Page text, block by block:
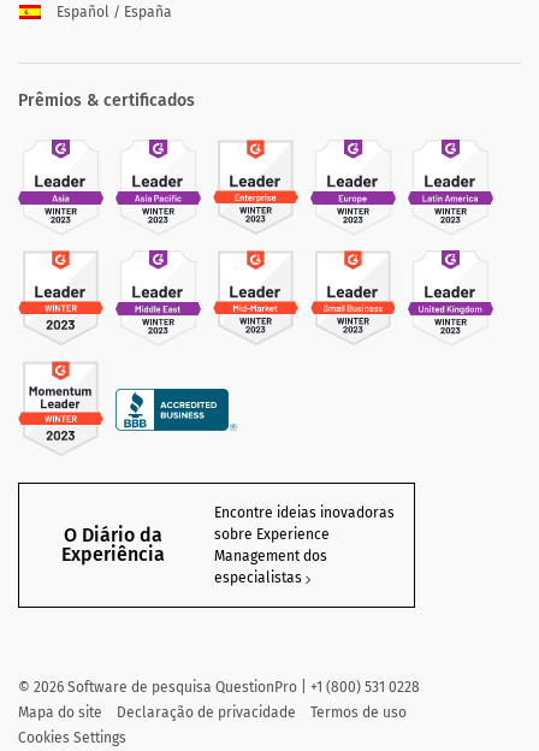
Español / España
Prêmios & certificados
O Diário da
Experiência
Encontre ideias inovadoras
sobre Experience
Management dos
especialistas
© 2026 Software de pesquisa QuestionPro | +1 (800) 531 0228
Mapa do site
Declaração de privacidade
Termos de uso
Cookies Settings